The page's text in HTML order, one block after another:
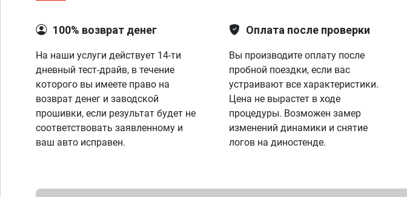
100% возврат денег
На наши услуги действует 14-ти
дневный тест-драйв, в течение
которого вы имеете право на
возврат денег и заводской
прошивки, если результат будет не
соответствовать заявленному и
ваш авто исправен.
Оплата после проверки
Вы производите оплату после
пробной поездки, если вас
устраивают все характеристики.
Цена не вырастет в ходе
процедуры. Возможен замер
изменений динамики и снятие
логов на диностенде.